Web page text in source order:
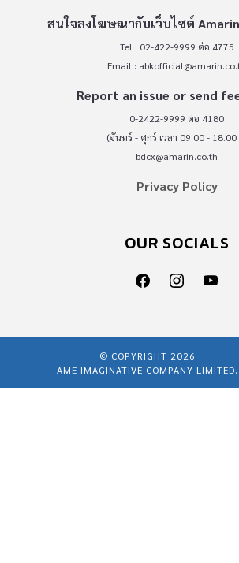
สนใจลงโฆษณากับเว็บไซต์
Tel : 02-422-9999 ต่อ 4775
Email :
Report an issue or send
0-2422-9999 ต่อ 4180
(จันทร์ - ศุกร์ เวลา 09.00 - 18.00
bdcx@amarin.co.th
Privacy Policy
OUR SOCIALS
© COPYRIGHT 2026
AME IMAGINATIVE COMPANY LIMITED.